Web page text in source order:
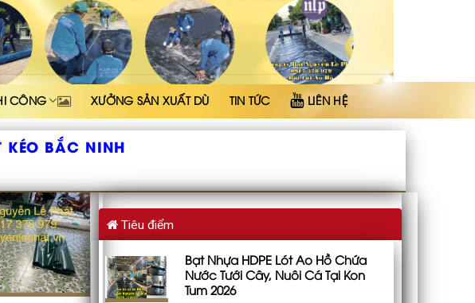
CÔNG XƯỞNG SẢN XUẤT DÙ TIN TỨC LIÊN HỆ
KÉO BẮC NINH
Tiêu điểm
Bạt Nhựa HDPE Lót Ao Hồ Chứa
Nước Tưới Cây, Nuôi Cá Tại Kon
Tum 2026